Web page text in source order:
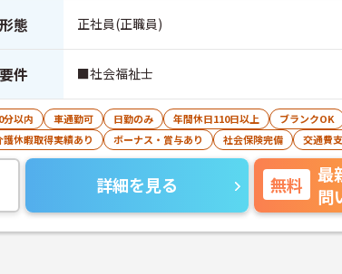
態 正社員(正職員)
件 ■社会福祉士
分以内 車通勤可 日勤のみ 年間休日110日以上
ブランクOK
護休暇取得実績あり
ボーナス・賞与あり 社会保険完備 交通費
詳細を見る 無料
最
問